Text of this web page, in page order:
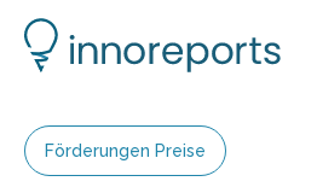
Förderungen Preise